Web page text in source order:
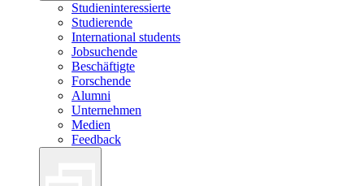
Studieninteressierte
Studierende
International students
Jobsuchende
Beschäftigte
Forschende
Alumni
Unternehmen
Medien
Feedback